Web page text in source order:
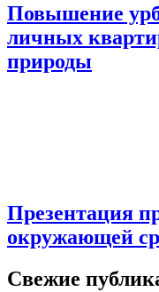
Повышение
личных
природы
Презентация
окружающей
Свежие